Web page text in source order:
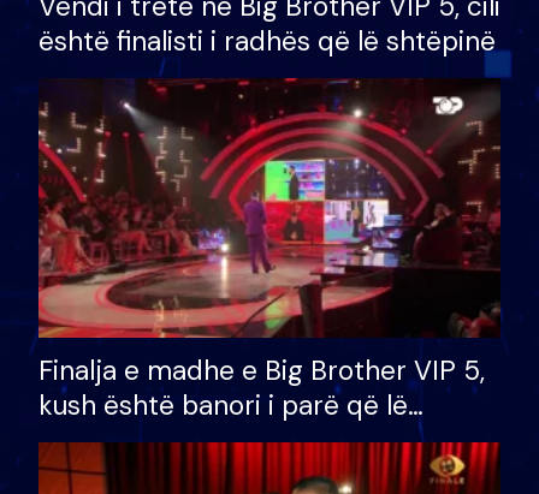
është finalisti i radhës që lë shtëpinë
Finalja e madhe e Big Brother VIP 5,
kush është banori i parë që lë
shtëpinë dhe humb mundësinë për
të fituar çmimin e madh